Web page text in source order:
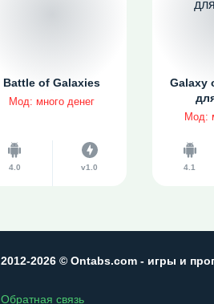
Battle of Galaxies
Мод: много денег
4.0 v1.0
Galaxy
Мод:
4.1
2012-2026 © Ontabs.com - игры и
Обратная связь